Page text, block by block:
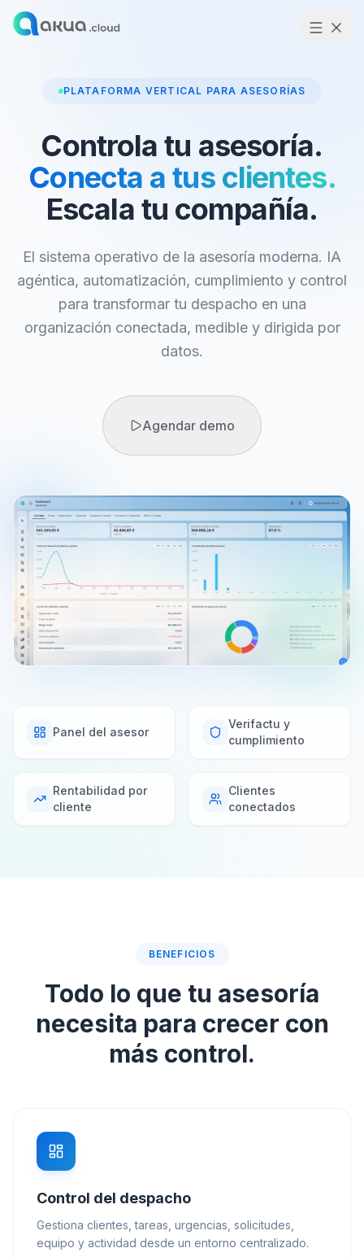
Agendar demo
PLATAFORMA VERTICAL PARA ASESORÍAS
Controla tu asesoría.
Conecta a tus clientes.
Escala tu compañía.
El sistema operativo de la asesoría moderna. IA
agéntica, automatización, cumplimiento y control
para transformar tu despacho en una
organización conectada, medible y dirigida por
datos.
Agendar demo
Panel del asesor
Verifactu y
cumplimiento
Rentabilidad por
cliente
Clientes
conectados
BENEFICIOS
Todo lo que tu asesoría
necesita para crecer con
más control.
Control del despacho
Gestiona clientes, tareas, urgencias, solicitudes,
equipo y actividad desde un entorno centralizado.